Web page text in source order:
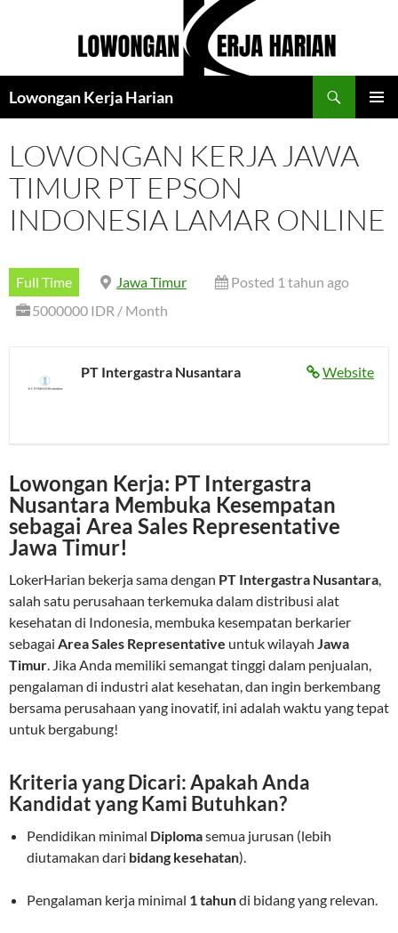
Lowongan Kerja Harian
LOWONGAN KERJA JAWA
TIMUR PT EPSON
INDONESIA LAMAR ONLINE
Full Time Jawa Timur
Posted 1 tahun ago
5000000 IDR / Month
Website
PT Intergastra Nusantara
Lowongan Kerja: PT Intergastra
Nusantara Membuka Kesempatan
sebagai Area Sales Representative
Jawa Timur!
LokerHarian bekerja sama dengan PT Intergastra Nusantara,
salah satu perusahaan terkemuka dalam distribusi alat
kesehatan di Indonesia, membuka kesempatan berkarier
sebagai Area Sales Representative untuk wilayah Jawa
Timur. Jika Anda memiliki semangat tinggi dalam penjualan,
pengalaman di industri alat kesehatan, dan ingin berkembang
bersama perusahaan yang inovatif, ini adalah waktu yang tepat
untuk bergabung!
Kriteria yang Dicari: Apakah Anda
Kandidat yang Kami Butuhkan?
Pendidikan minimal Diplomasemua jurusan (lebih
diutamakan dari bidang kesehatan).
Pengalaman kerja minimal 1 tahundi bidang yang relevan.